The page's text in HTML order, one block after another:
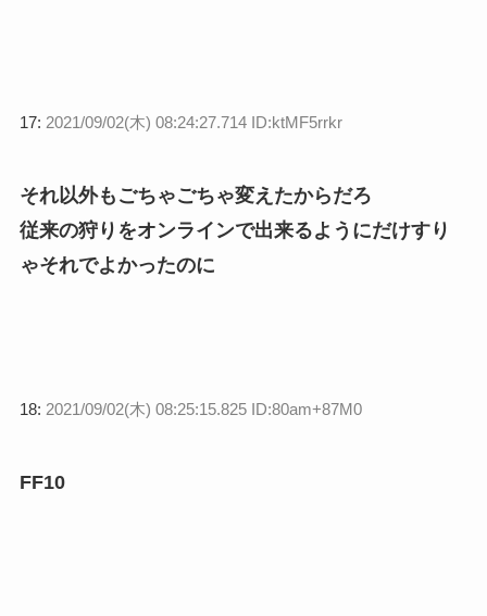
17: 2021/09/02(木) 08:24:27.714 ID:ktMF5rrkr
それ以外もごちゃごちゃ変えたからだろ
従来の狩りをオンラインで出来るようにだけすり
ゃそれでよかったのに
18: 2021/09/02(木) 08:25:15.825 ID:80am+87M0
FF10